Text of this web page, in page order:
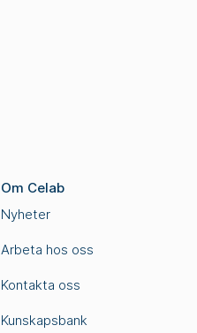
Om Celab
Nyheter
Arbeta hos oss
Kontakta oss
Kunskapsbank